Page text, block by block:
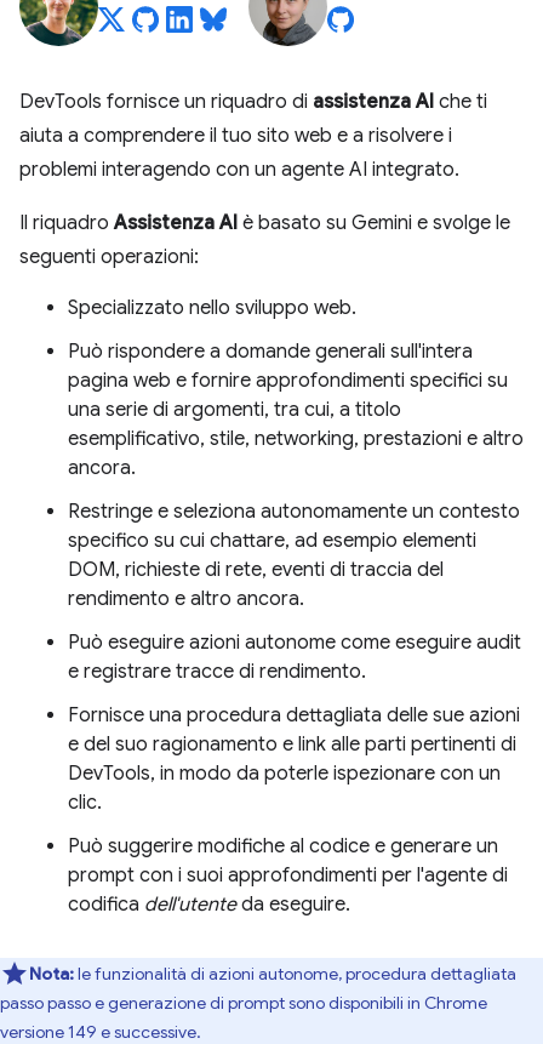
DevTools fornisce un riquadro di assistenza AI che ti
aiuta a comprendere il tuo sito web e a risolvere i
problemi interagendo con un agente AI integrato.
Il riquadroAssistenza AI è basato su Gemini e svolge le
seguenti operazioni:
Specializzato nello sviluppo web.
Può rispondere a domande generali sull'intera
pagina web e fornire approfondimenti specifici su
una serie di argomenti, tra cui, a titolo
esemplificativo, stile, networking, prestazioni e altro
ancora.
Restringe e seleziona autonomamente un contesto
specifico su cui chattare, ad esempio elementi
DOM, richieste di rete, eventi di traccia del
rendimento e altro ancora.
Può eseguire azioni autonome come eseguire audit
e registrare tracce di rendimento.
Fornisce una procedura dettagliata delle sue azioni
e del suo ragionamento e link alle parti pertinenti di
DevTools, in modo da poterle ispezionare con un
clic.
Può suggerire modifiche al codice e generare un
prompt con i suoi approfondimenti per l'agente di
codifica dell'utenteda eseguire.
Nota:le funzionalità di azioni autonome, procedura dettagliata
passo passo e generazione di prompt sono disponibili in Chrome
versione 149 e successive.